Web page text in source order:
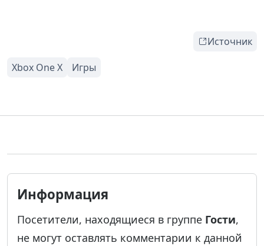
Источник
Информация
Посетители, находящиеся в группе Гости,
не могут оставлять комментарии к данной